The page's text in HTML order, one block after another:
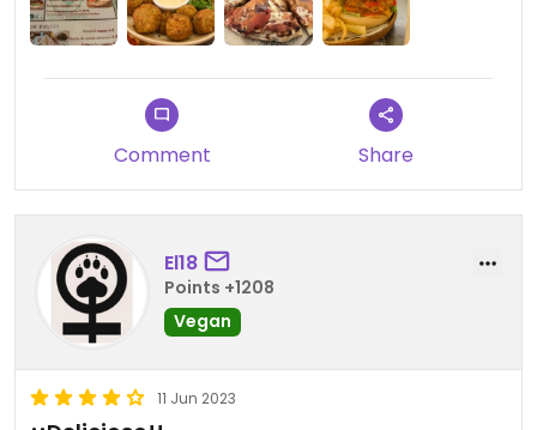
Comment Share
El18
Points +1208
Vegan
11 Jun 2023